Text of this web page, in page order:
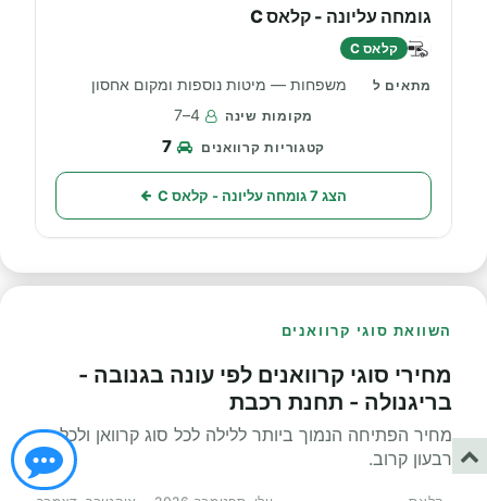
גומחה עליונה - קלאס C
קלאס C
משפחות — מיטות נוספות ומקום אחסון
4–7
7
הצג 7 גומחה עליונה - קלאס C
השוואת סוגי קרוואנים
מחירי סוגי קרוואנים לפי עונה בגנובה -
בריגנולה - תחנת רכבת
מחיר הפתיחה הנמוך ביותר ללילה לכל סוג קרוואן ולכל
רבעון קרוב.